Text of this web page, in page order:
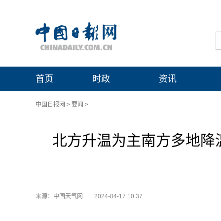
首页 时政 资讯
中国日报网 > 要闻 >
北方升温为主南方多地
来源：中国天气网 2024-04-17 10:37